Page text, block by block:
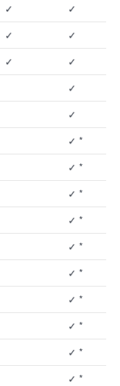
✓
✓
✓
✓
✓
✓
✓
✓
✓ *
✓ *
✓ *
✓ *
✓ *
✓ *
✓ *
✓ *
✓ *
✓ *